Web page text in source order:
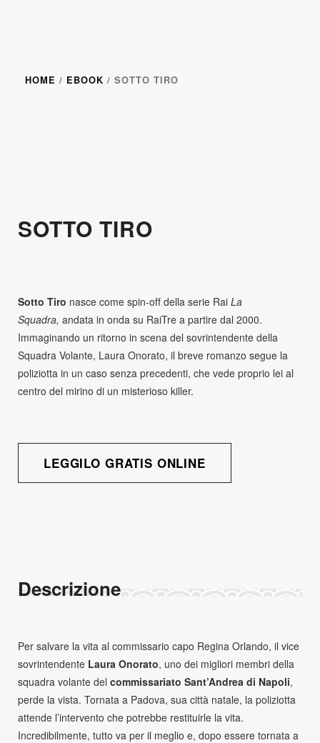
HOME / EBOOK / SOTTO TIRO
SOTTO TIRO
Sotto Tiro nasce come spin-off della serie Rai La
Squadra, andata in onda su RaiTre a partire dal 2000.
Immaginando un ritorno in scena del sovrintendente della
Squadra Volante, Laura Onorato, il breve romanzo segue la
poliziotta in un caso senza precedenti, che vede proprio lei al
centro del mirino di un misterioso killer.
LEGGILO GRATIS ONLINE
Descrizione
Per salvare la vita al commissario capo Regina Orlando, il vice
sovrintendente Laura Onorato, uno dei migliori membri della
squadra volante del commissariato Sant’Andrea di Napoli,
perde la vista. Tornata a Padova, sua città natale, la poliziotta
attende l’intervento che potrebbe restituirle la vita.
Incredibilmente, tutto va per il meglio e, dopo essere tornata a